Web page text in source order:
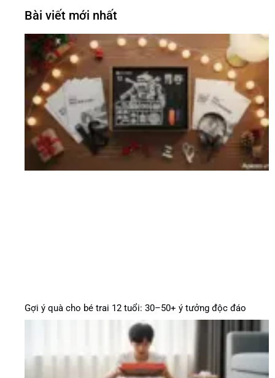
Bài viết mới nhất
Gợi ý quà cho bé trai 12 tuổi: 30–50+ ý tưởng độc đáo